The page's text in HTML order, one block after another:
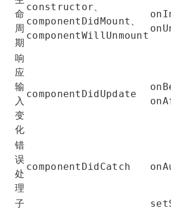
命
周
期
constructor、
componentDidMount 、
componentWillUnmount
响
应
输
入
变
化
componentDidUpdate
错
误
处
理
componentDidCatch
子